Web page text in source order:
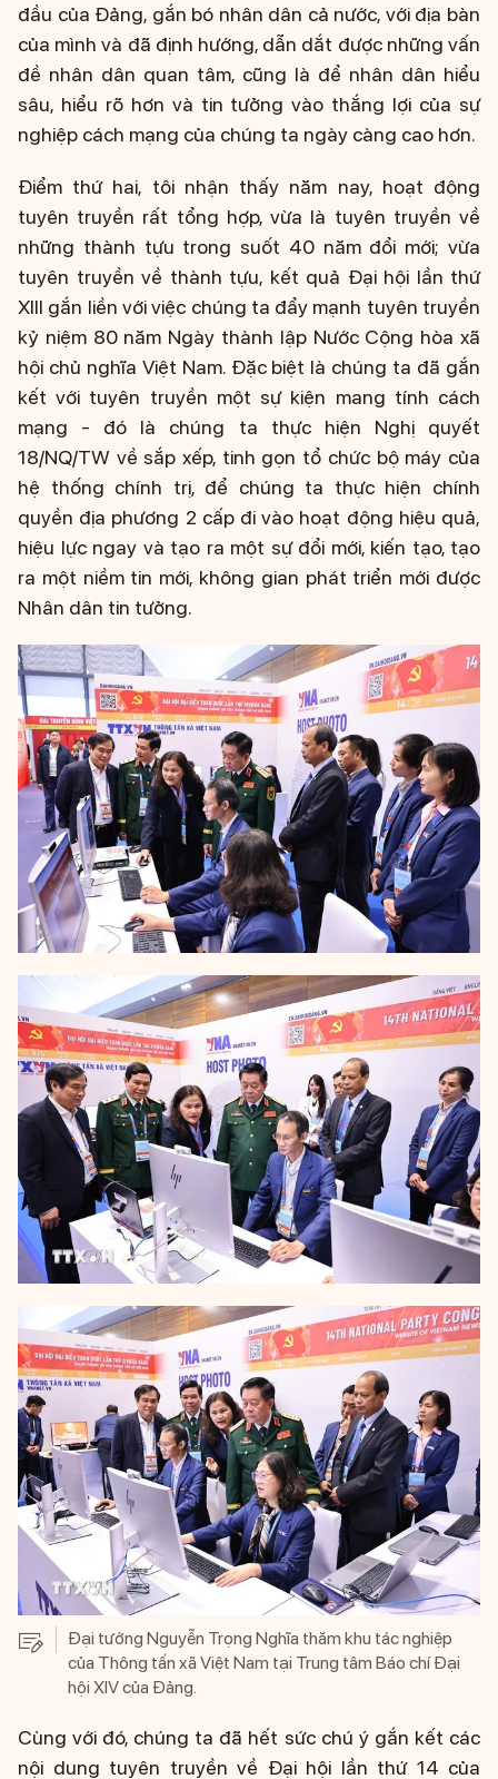
đầu của Đảng, gắn bó nhân dân cả nước, với địa bàn
của mình và đã định hướng, dẫn dắt được những vấn
đề nhân dân quan tâm, cũng là để nhân dân hiểu
sâu, hiểu rõ hơn và tin tưởng vào thắng lợi của sự
nghiệp cách mạng của chúng ta ngày càng cao hơn.
Điểm thứ hai, tôi nhận thấy năm nay, hoạt động
tuyên truyền rất tổng hợp, vừa là tuyên truyền về
những thành tựu trong suốt 40 năm đổi mới; vừa
tuyên truyền về thành tựu, kết quả Đại hội lần thứ
XIII gắn liền với việc chúng ta đẩy mạnh tuyên truyền
kỷ niệm 80 năm Ngày thành lập Nước Cộng hòa xã
hội chủ nghĩa Việt Nam. Đặc biệt là chúng ta đã gắn
kết với tuyên truyền một sự kiện mang tính cách
mạng - đó là chúng ta thực hiện Nghị quyết
18/NQ/TW về sắp xếp, tinh gọn tổ chức bộ máy của
hệ thống chính trị, để chúng ta thực hiện chính
quyền địa phương 2 cấp đi vào hoạt động hiệu quả,
hiệu lực ngay và tạo ra một sự đổi mới, kiến tạo, tạo
ra một niềm tin mới, không gian phát triển mới được
Nhân dân tin tưởng.
Đại tướng Nguyễn Trọng Nghĩa thăm khu tác nghiệp
của Thông tấn xã Việt Nam tại Trung tâm Báo chí Đại
hội XIV của Đảng.
Cùng với đó, chúng ta đã hết sức chú ý gắn kết các
nội dung tuyên truyền về Đại hội lần thứ 14 của